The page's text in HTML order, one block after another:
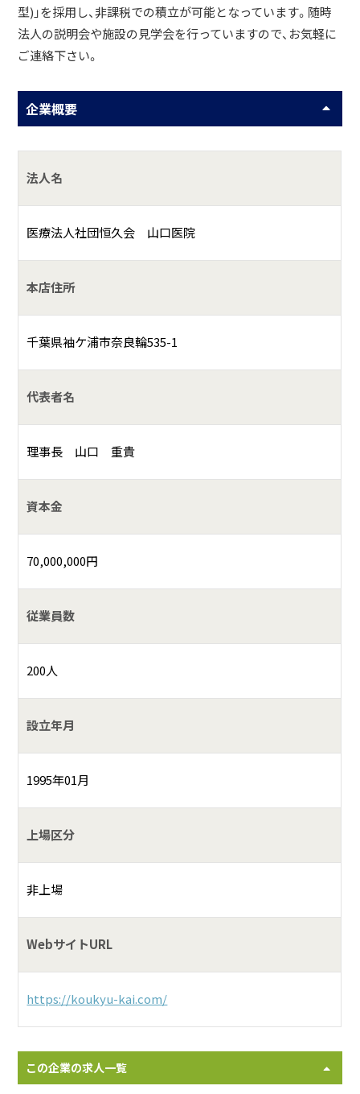
型)」を採用し、非課税での積立が可能となっています。随時
法人の説明会や施設の見学会を行っていますので、お気軽に
ご連絡下さい。
企業概要
法人名
医療法人社団恒久会 山口医院
本店住所
千葉県袖ケ浦市奈良輪535-1
代表者名
理事長 山口 重貴
資本金
70,000,000円
従業員数
200人
設立年月
1995年01月
上場区分
非上場
WebサイトURL
https://koukyu-kai.com/
この企業の求人一覧